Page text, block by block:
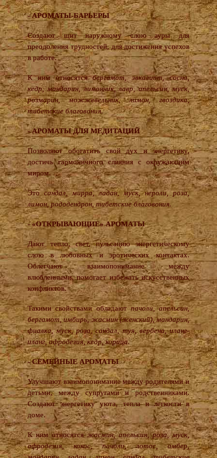
- АРОМАТЫ-БАРЬЕРЫ
Создают щит наружному слою ауры для
преодоления трудностей, для достижения успехов
в работе.
К ним относятсябергамот, эвкалипт, сосна,
кедр, мандарин, лимонник, лавр, апельсин, муск,
розмарин, можжевельник, лимон, гвоздика,
тибетские благовония.
- АРОМАТЫ ДЛЯ МЕДИТАЦИЙ
Позволяют обогатить свой дух и энергетику,
достичь гармоничного слияния с окружающим
миром.
Этосандал, мирра, ладан, муск, нероли, роза,
лимон, рододендрон, тибетские благовония.
- «ОТКРЫВАЮЩИЕ» АРОМАТЫ
Дают тепло, свет, пульсацию энергетическому
слою в любовных и эротических контактах.
Облегчают взаимопонимание между
влюбленными, помогает избежать искусственных
конфликтов.
Такими свойствами обладаютпачоли, апельсин,
бергамот, имбирь, жасмин (женский), мандарин,
фиалка, муск, роза, сандал, туя, вербена, иланг-
иланг, афродезия, кедр, корица.
- СЕМЕЙНЫЕ АРОМАТЫ
Улучшают взаимопонимание между родителями и
детьми, между супругами и родственниками.
Создают энергетику уюта, тепла и легкости в
доме.
К ним относятсяжасмин, апельсин, роза, муск,
афродезия, кокос, пачоли, лотос, амбер,